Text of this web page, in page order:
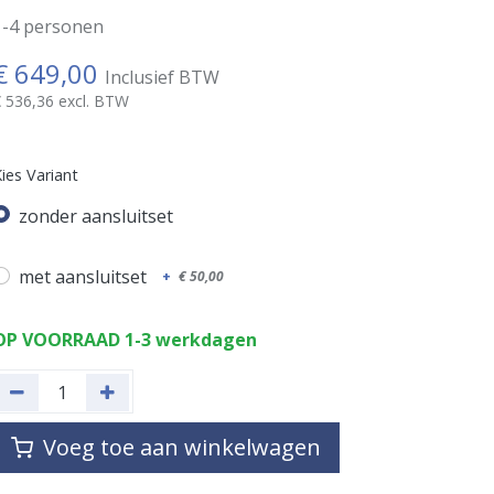
4 personen
649,00 Inclusief BTW
536,36 excl. BTW
Variant
zonder aansluitset
met aansluitset + €50,00
VOORRAAD 1-3 werkdagen
Voeg toe aan winkelwagen